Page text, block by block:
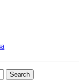
Search